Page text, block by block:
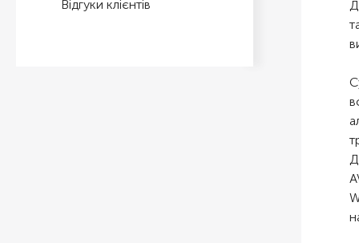
Відгуки клієнтів